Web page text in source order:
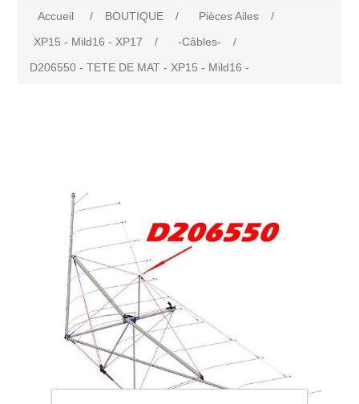
Accueil / BOUTIQUE / Pièces Ailes
/
XP15 - Mild16 - XP17
/ -Câbles-
/
D206550 - TETE DE MAT - XP15 - Mild16 -